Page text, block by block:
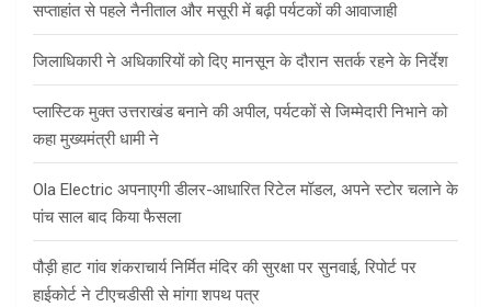
सप्ताहांत से पहले नैनीताल और मसूरी में बढ़ी पर्यटकों की आवाजाही
जिलाधिकारी ने अधिकारियों को दिए मानसून के दौरान सतर्क रहने के निर्देश
प्लास्टिक मुक्त उत्तराखंड बनाने की अपील, पर्यटकों से जिम्मेदारी निभाने को
कहा मुख्यमंत्री धामी ने
Ola Electric अपनाएगी डीलर-आधारित रिटेल मॉडल, अपने स्टोर चलाने के
पांच साल बाद किया फैसला
पौड़ी हाट गांव शंकराचार्य निर्मित मंदिर की सुरक्षा पर सुनवाई, रिपोर्ट पर
हाईकोर्ट ने टीएचडीसी से मांगा शपथ पत्र